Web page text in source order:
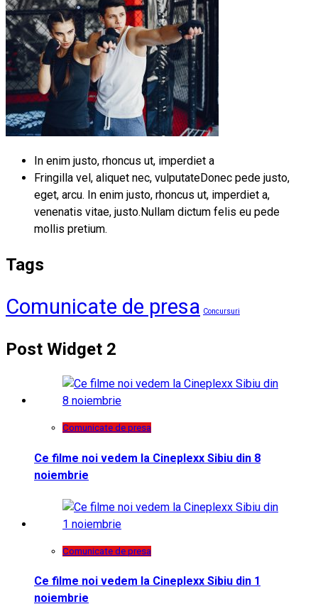
In enim justo, rhoncus ut, imperdiet a
Fringilla vel, aliquet nec, vulputateDonec pede justo,
eget, arcu. In enim justo, rhoncus ut, imperdiet a,
venenatis vitae, justo.Nullam dictum felis eu pede
mollis pretium.
Tags
Comunicate de presa Concursuri
Post Widget 2
Comunicate de presa
Ce filme noi vedem la Cineplexx Sibiu din 8
noiembrie
Comunicate de presa
Ce filme noi vedem la Cineplexx Sibiu din 1
noiembrie